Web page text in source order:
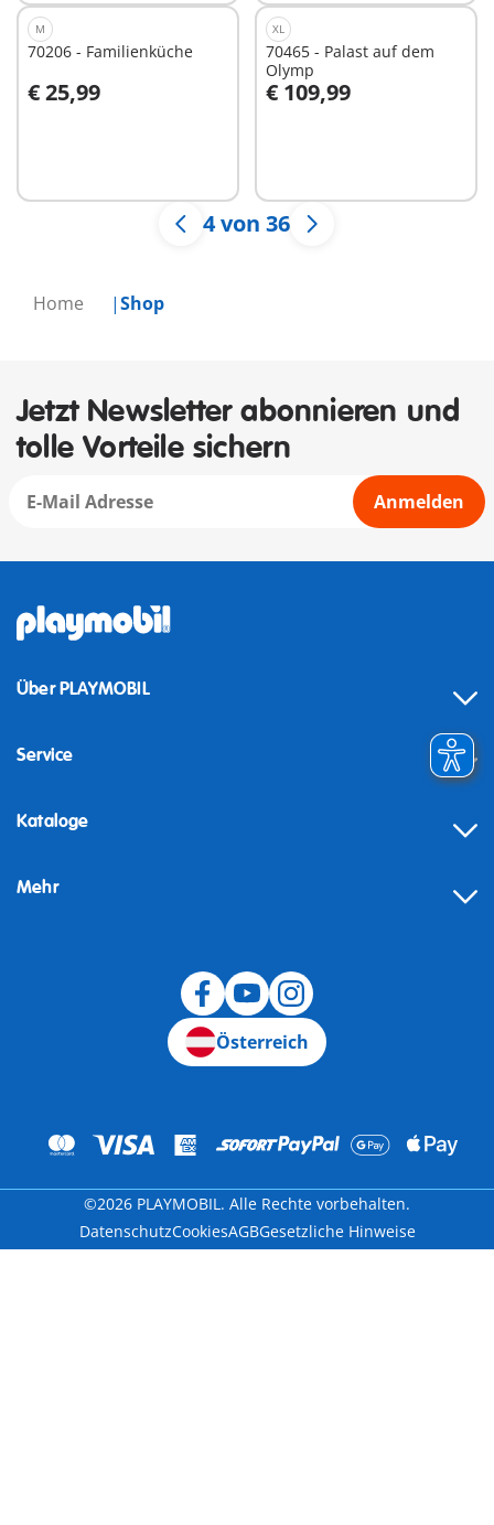
Home Shop
M
70206 - Familienküche
€ 25,99
In den Warenkorb
XL
70465 - Palast auf dem
Olymp
€ 109,99
4 von 36
Jetzt Newsletter abonnieren und
tolle Vorteile sichern
Anmelden
Über PLAYMOBIL
Service
Kataloge
Mehr
Österreich
©2026 PLAYMOBIL. Alle Rechte vorbehalten.
DatenschutzCookiesAGBGesetzliche Hinweise